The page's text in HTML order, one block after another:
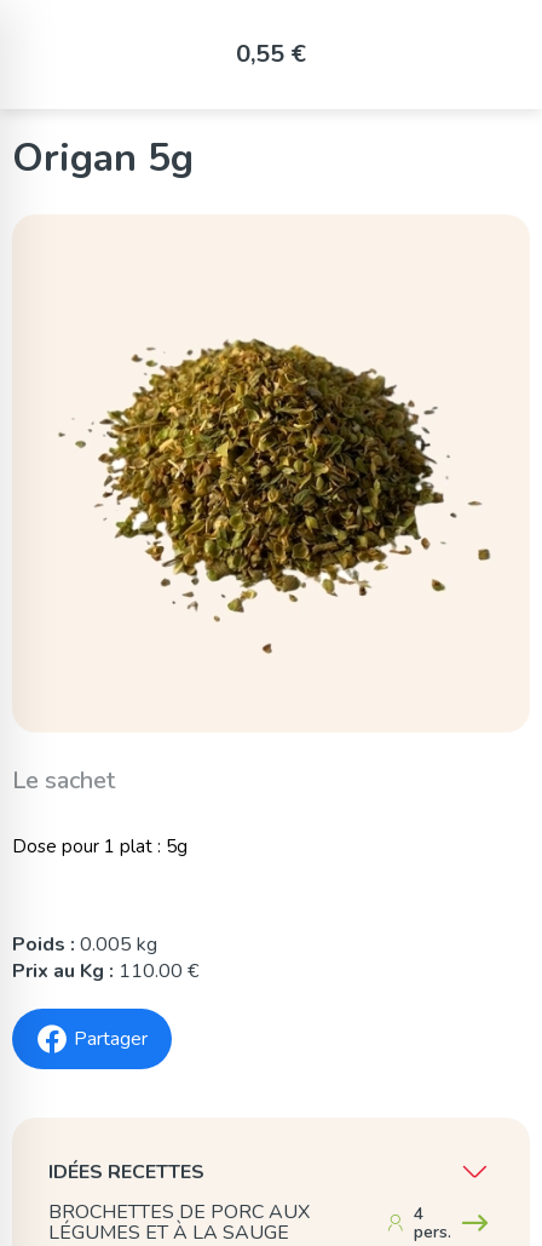
Origan 5g
Le sachet
0,55 €
Dose pour 1 plat : 5g
Poids : 0.005 kg
Prix au Kg : 110.00 €
Partager
IDÉES RECETTES
BROCHETTES DE PORC AUX
LÉGUMES ET À LA SAUGE
4
pers.